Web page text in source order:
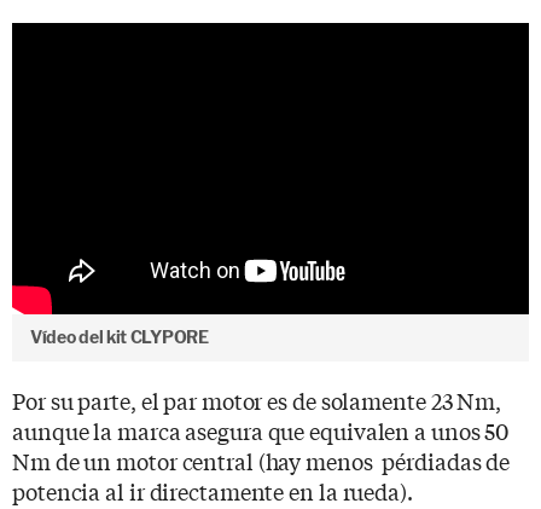
Vídeo del kit CLYPORE
Por su parte, el par motor es de solamente 23 Nm,
aunque la marca asegura que equivalen a unos 50
Nm de un motor central (hay menos pérdiadas de
potencia al ir directamente en la rueda).